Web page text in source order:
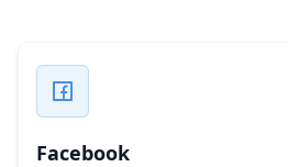
Facebook